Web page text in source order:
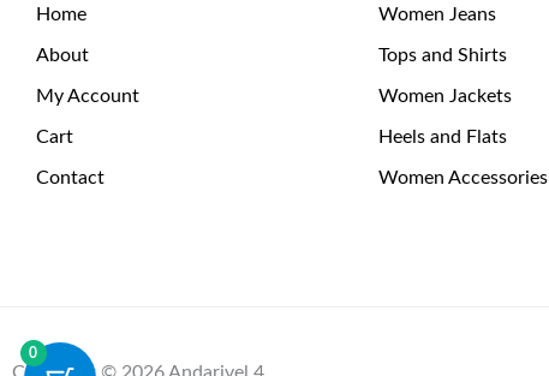
Home
About
My Account
Cart
Contact
Women Jeans
Tops and Shirts
Women Jackets
Heels and Flats
Women Accessories
0